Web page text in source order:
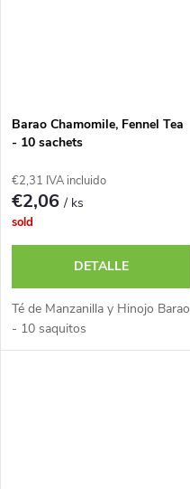
Barao Chamomile, Fennel Tea
- 10 sachets
€2,31 IVA incluido
€2,06/ ks
sold
DETALLE
Té de Manzanilla y Hinojo Barao
- 10 saquitos